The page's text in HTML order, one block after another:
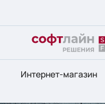
Интернет-магазин